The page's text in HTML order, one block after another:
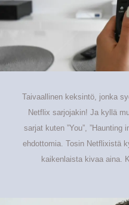
Taivaallinen keksintö, jonka
Netflix sarjojakin! Ja kyllä
sarjat kuten ”You”, ”Haunting
ehdottomia. Tosin Netflixistä
kaikenlaista kivaa aina.